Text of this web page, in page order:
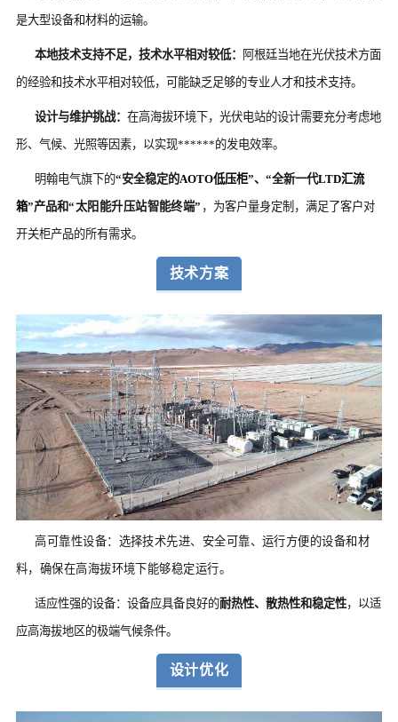
是大型设备和材料的运输。
本地技术支持不足，技术水平相对较低： 阿根廷当地在光伏技术方面
的经验和技术水平相对较低，可能缺乏足够的专业人才和技术支持。
设计与维护挑战：在高海拔环境下，光伏电站的设计需要充分考虑地
形、气候、光照等因素，以实现******的发电效率。
明翰电气旗下的“安全稳定的AOTO低压柜”、“全新一代LTD汇流
箱”产品和“太阳能升压站智能终端” ，为客户量身定制，满足了客户对
开关柜产品的所有需求。
技术方案
高可靠性设备：选择技术先进、安全可靠、运行方便的设备和材
料，确保在高海拔环境下能够稳定运行。
适应性强的设备：设备应具备良好的耐热性、散热性和稳定性，以适
应高海拔地区的极端气候条件。
设计优化